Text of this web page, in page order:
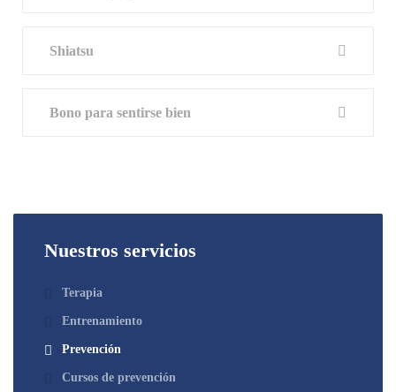
Shiatsu
Bono para sentirse bien
Nuestros servicios
Terapia
Entrenamiento
Prevención
Cursos de prevención